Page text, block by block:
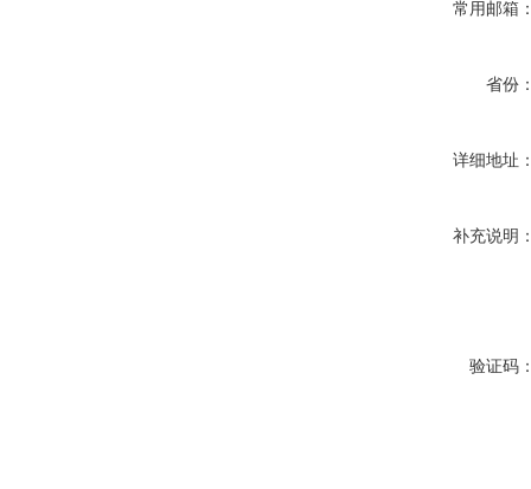
常用邮箱
省份
详细地址
补充说明
验证码